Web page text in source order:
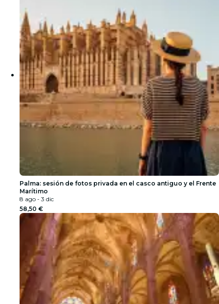
Palma: sesión de fotos privada en el casco antiguo y el Frente
Marítimo
8 ago - 3 dic
58,50 €